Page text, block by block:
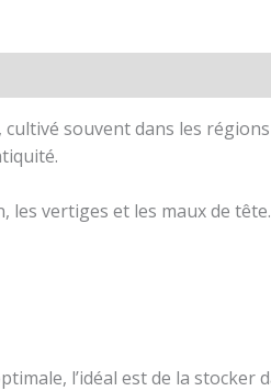
souvent dans les
les vertiges et les maux de tête.
l’idéal est de la stocker